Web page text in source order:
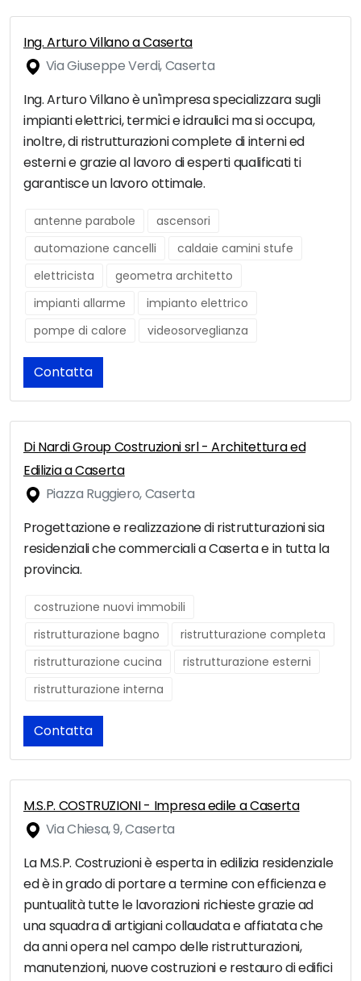
Ing. Arturo Villano a Caserta
Via Giuseppe Verdi, Caserta
Ing. Arturo Villano è un'impresa specializzara sugli
impianti elettrici, termici e idraulici ma si occupa,
inoltre, di ristrutturazioni complete di interni ed
esterni e grazie al lavoro di esperti qualificati ti
garantisce un lavoro ottimale.
antenne parabole
ascensori
automazione cancelli
caldaie camini stufe
elettricista
geometra architetto
impianti allarme
impianto elettrico
pompe di calore
videosorveglianza
Contatta
Di Nardi Group Costruzioni srl - Architettura ed
Edilizia a Caserta
Piazza Ruggiero, Caserta
Progettazione e realizzazione di ristrutturazioni sia
residenziali che commerciali a Caserta e in tutta la
provincia.
costruzione nuovi immobili
ristrutturazione bagno
ristrutturazione completa
ristrutturazione cucina
ristrutturazione esterni
ristrutturazione interna
Contatta
M.S.P. COSTRUZIONI - Impresa edile a Caserta
Via Chiesa, 9, Caserta
La M.S.P. Costruzioni è esperta in edilizia residenziale
ed è in grado di portare a termine con efficienza e
puntualità tutte le lavorazioni richieste grazie ad
una squadra di artigiani collaudata e affiatata che
da anni opera nel campo delle ristrutturazioni,
manutenzioni, nuove costruzioni e restauro di edifici